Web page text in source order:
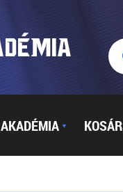
AKADÉMIA ▼